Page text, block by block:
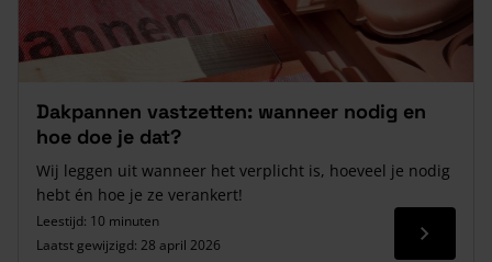
Dakpannen vastzetten: wanneer nodig en
hoe doe je dat?
Wij leggen uit wanneer het verplicht is, hoeveel je nodig
hebt én hoe je ze verankert!
Leestijd: 10 minuten
Laatst gewijzigd: 28 april 2026 Lees